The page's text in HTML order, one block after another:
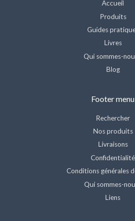
Accueil
Produits
Guides
Livres
Qui sommes-
Blog
Footer menu
Rechercher
Nos produits
Livraisons
Confidentialité
Conditions générales
Qui sommes-
Liens